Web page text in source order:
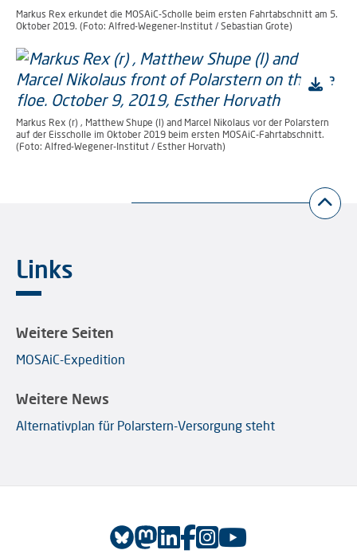
Markus Rex erkundet die MOSAiC-Scholle beim ersten Fahrtabschnitt am 5.
Oktober 2019. (Foto: Alfred-Wegener-Institut / Sebastian Grote)
Markus Rex (r) , Matthew Shupe (l) and Marcel Nikolaus vor der Polarstern
auf der Eisscholle im Oktober 2019 beim ersten MOSAiC-Fahrtabschnitt.
(Foto: Alfred-Wegener-Institut / Esther Horvath)
Links
Weitere Seiten
MOSAiC-Expedition
Weitere News
Alternativplan für Polarstern-Versorgung steht